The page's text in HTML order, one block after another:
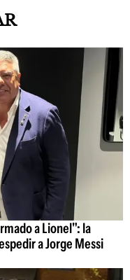
a Lionel": la
a Jorge Messi